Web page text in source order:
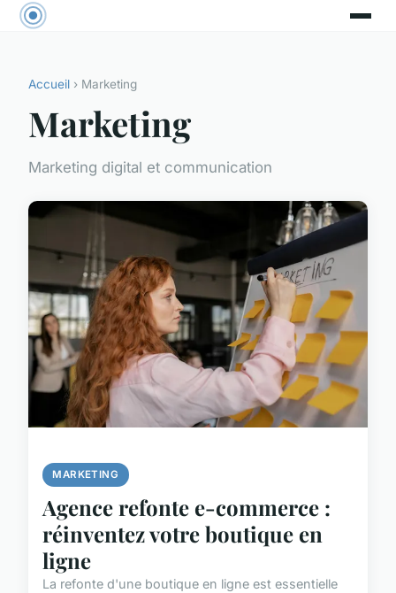
Accueil › Marketing
Marketing
Marketing digital et communication
MARKETING
Agence refonte e-commerce :
réinventez votre boutique en
ligne
La refonte d'une boutique en ligne est essentielle